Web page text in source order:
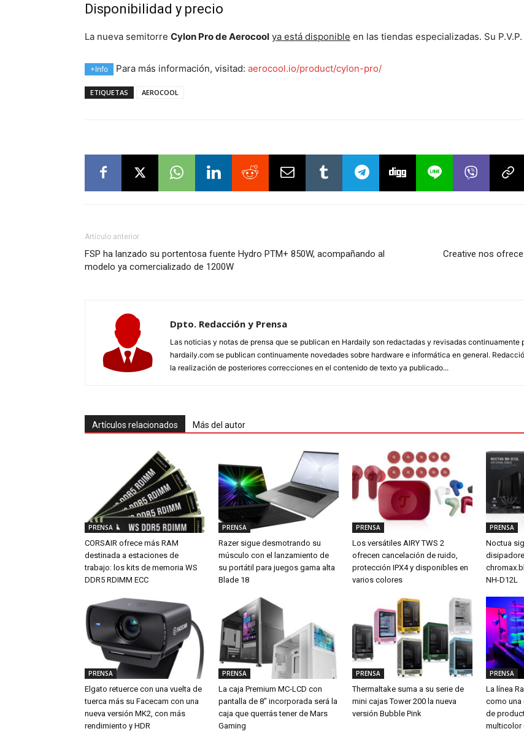
Disponibilidad y precio
La nueva semitorre Cylon Pro de Aerocool ya está disponible en las tiendas especializadas. Su
+Info Para más información, visitad: aerocool.io/product/cylon-pro/
ETIQUETAS AEROCOOL
Artículo anterior
FSP ha lanzado su portentosa fuente Hydro PTM+ 850W, acompañando al
modelo ya comercializado de 1200W
Creative nos
Dpto. Redacción y Prensa
Las noticias y notas de prensa que se publican en Hardaily son redactadas y revisadas continuamente
hardaily.com se publican continuamente novedades sobre hardware e informática en general.
la realización de posteriores correcciones en el contenido de texto ya publicado...
Artículos relacionados Más del autor
PRENSA
CORSAIR ofrece más RAM
destinada a estaciones de
trabajo: los kits de memoria WS
DDR5 RDIMM ECC
PRENSA
Razer sigue desmotrando su
músculo con el lanzamiento de
su portátil para juegos gama alta
Blade 18
PRENSA
Los versátiles AIRY TWS 2
ofrecen cancelación de ruido,
protección IPX4 y disponibles en
varios colores
PRENSA
Noctua
NH-D12L
PRENSA
Elgato retuerce con una vuelta de
tuerca más su Facecam con una
nueva versión MK2, con más
rendimiento y HDR
PRENSA
La caja Premium MC-LCD con
pantalla de 8″ incorporada será la
caja que querrás tener de Mars
Gaming
PRENSA
Thermaltake suma a su serie de
mini cajas Tower 200 la nueva
versión Bubble Pink
PRENSA
La línea
como una
de
multicolor